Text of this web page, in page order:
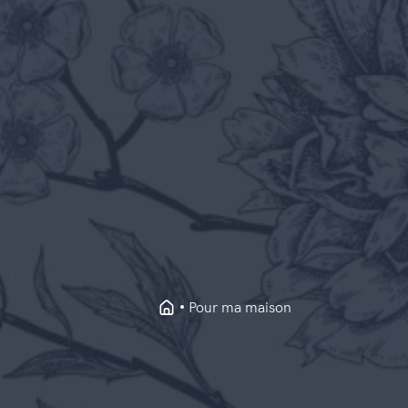
Pour ma maison